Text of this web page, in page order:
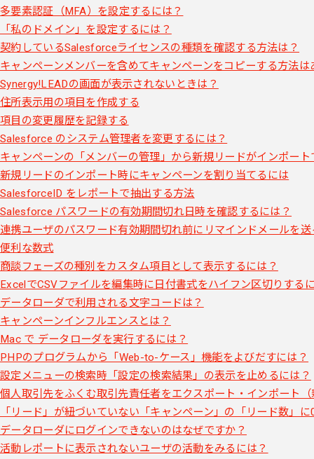
多要素認証（MFA）を設定するには？
「私のドメイン」を設定するには？
契約しているSalesforceライセンスの種類を確認する方法は？
キャンペーンメンバーを含めてキャンペーンをコピーする方法は
Synergy!LEADの画面が表示されないときは？
住所表示用の項目を作成する
項目の変更履歴を記録する
Salesforce のシステム管理者を変更するには？
キャンペーンの「メンバーの管理」から新規リードがインポート
新規リードのインポート時にキャンペーンを割り当てるには
SalesforceID をレポートで抽出する方法
Salesforce パスワードの有効期間切れ日時を確認するには？
連携ユーザのパスワード有効期間切れ前にリマインドメールを
便利な数式
商談フェーズの種別をカスタム項目として表示するには？
ExcelでCSVファイルを編集時に日付書式をハイフン区切りする
データローダで利用される文字コードは？
キャンペーンインフルエンスとは？
Mac で データローダを実行するには？
PHPのプログラムから「Web-to-ケース」機能をよびだすには？
設定メニューの検索時「設定の検索結果」の表示を止めるには？
個人取引先をふくむ取引先責任者をエクスポート・インポート
「リード」が紐づいていない「キャンペーン」の「リード数」
データローダにログインできないのはなぜですか？
活動レポートに表示されないユーザの活動をみるには？